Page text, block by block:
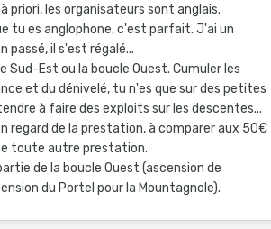
priori, les organisateurs sont anglais.
tu es anglophone, c'est parfait. J'ai un
passé, il s'est régalé...
Sud-Est ou la boucle Ouest. Cumuler les
et du dénivelé, tu n'es que sur des petites
à faire des exploits sur les descentes...
regard de la prestation, à comparer aux 50€
toute autre prestation.
de la boucle Ouest (ascension de
du Portel pour la Mountagnole).